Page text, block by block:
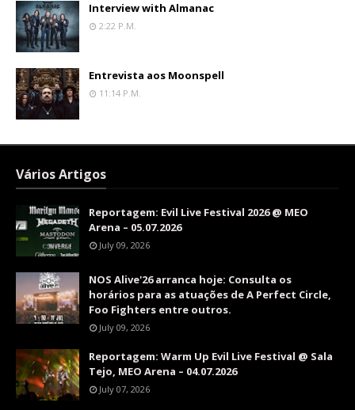
Interview with Almanac
2:22 P.m.
Entrevista aos Moonspell
11:14 P.m.
Vários Artigos
Reportagem: Evil Live Festival 2026 @ MEO
Arena – 05.07.2026
July 09, 2026
NOS Alive'26 arranca hoje: Consulta os
horários para as atuações de A Perfect Circle,
Foo Fighters entre outros.
July 09, 2026
Reportagem: Warm Up Evil Live Festival @ Sala
Tejo, MEO Arena – 04.07.2026
July 07, 2026